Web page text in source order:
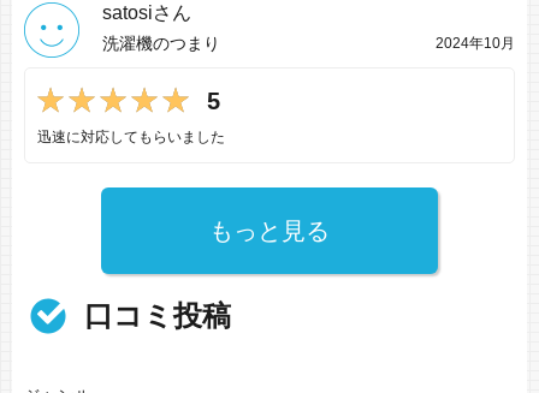
satosiさん
洗濯機のつまり 2024年10月
5
迅速に対応してもらいました
もっと見る
口コミ投稿